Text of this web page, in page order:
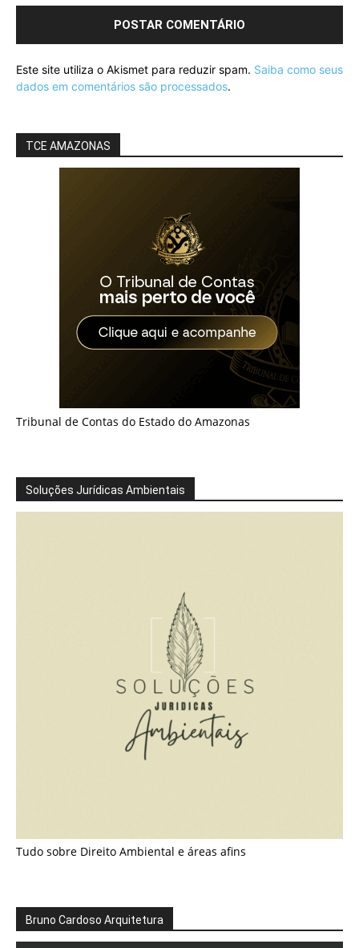
Este site utiliza o Akismet para reduzir spam. Saiba como seus
dados em comentários são processados.
TCE AMAZONAS
Tribunal de Contas do Estado do Amazonas
Soluções Jurídicas Ambientais
Tudo sobre Direito Ambiental e áreas afins
Bruno Cardoso Arquitetura